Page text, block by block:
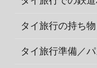
タイ旅行の持ち
タイ旅行準備／